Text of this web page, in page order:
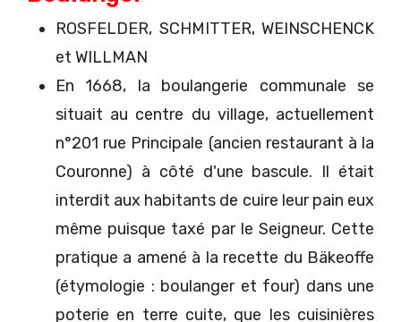
ROSFELDER, SCHMITTER, WEINSCHENCK
et WILLMAN
En 1668, la boulangerie communale se
situait au centre du village, actuellement
n°201 rue Principale (ancien restaurant à la
Couronne) à côté d'une bascule. Il était
interdit aux habitants de cuire leur pain eux
même puisque taxé par le Seigneur. Cette
pratique a amené à la recette du Bäkeoffe
(étymologie : boulanger et four) dans une
poterie en terre cuite, que les cuisinières